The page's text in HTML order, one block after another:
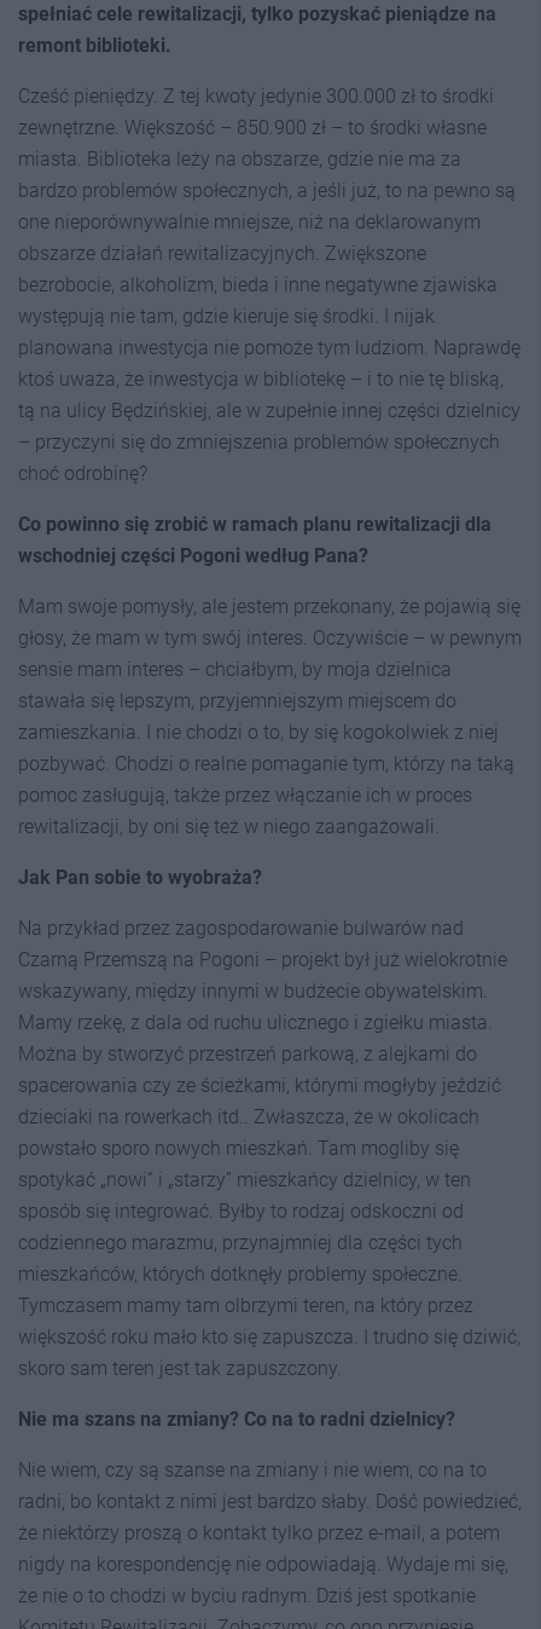
spełniać cele rewitalizacji, tylko pozyskać pieniądze na
remont biblioteki.
Cześć pieniędzy. Z tej kwoty jedynie 300.000 zł to środki
zewnętrzne. Większość – 850.900 zł – to środki własne
miasta. Biblioteka leży na obszarze, gdzie nie ma za
bardzo problemów społecznych, a jeśli już, to na pewno są
one nieporównywalnie mniejsze, niż na deklarowanym
obszarze działań rewitalizacyjnych. Zwiększone
bezrobocie, alkoholizm, bieda i inne negatywne zjawiska
występują nie tam, gdzie kieruje się środki. I nijak
planowana inwestycja nie pomoże tym ludziom. Naprawdę
ktoś uważa, że inwestycja w bibliotekę – i to nie tę bliską,
tą na ulicy Będzińskiej, ale w zupełnie innej części dzielnicy
– przyczyni się do zmniejszenia problemów społecznych
choć odrobinę?
Co powinno się zrobić w ramach planu rewitalizacji dla
wschodniej części Pogoni według Pana?
Mam swoje pomysły, ale jestem przekonany, że pojawią się
głosy, że mam w tym swój interes. Oczywiście – w pewnym
sensie mam interes – chciałbym, by moja dzielnica
stawała się lepszym, przyjemniejszym miejscem do
zamieszkania. I nie chodzi o to, by się kogokolwiek z niej
pozbywać. Chodzi o realne pomaganie tym, którzy na taką
pomoc zasługują, także przez włączanie ich w proces
rewitalizacji, by oni się też w niego zaangażowali.
Jak Pan sobie to wyobraża?
Na przykład przez zagospodarowanie bulwarów nad
Czarną Przemszą na Pogoni – projekt był już wielokrotnie
wskazywany, między innymi w budżecie obywatelskim.
Mamy rzekę, z dala od ruchu ulicznego i zgiełku miasta.
Można by stworzyć przestrzeń parkową, z alejkami do
spacerowania czy ze ścieżkami, którymi mogłyby jeździć
dzieciaki na rowerkach itd.. Zwłaszcza, że w okolicach
powstało sporo nowych mieszkań. Tam mogliby się
spotykać „nowi” i „starzy” mieszkańcy dzielnicy, w ten
sposób się integrować. Byłby to rodzaj odskoczni od
codziennego marazmu, przynajmniej dla części tych
mieszkańców, których dotknęły problemy społeczne.
Tymczasem mamy tam olbrzymi teren, na który przez
większość roku mało kto się zapuszcza. I trudno się dziwić,
skoro sam teren jest tak zapuszczony.
Nie ma szans na zmiany? Co na to radni dzielnicy?
Nie wiem, czy są szanse na zmiany i nie wiem, co na to
radni, bo kontakt z nimi jest bardzo słaby. Dość powiedzieć,
że niektórzy proszą o kontakt tylko przez e-mail, a potem
nigdy na korespondencję nie odpowiadają. Wydaje mi się,
że nie o to chodzi w byciu radnym. Dziś jest spotkanie